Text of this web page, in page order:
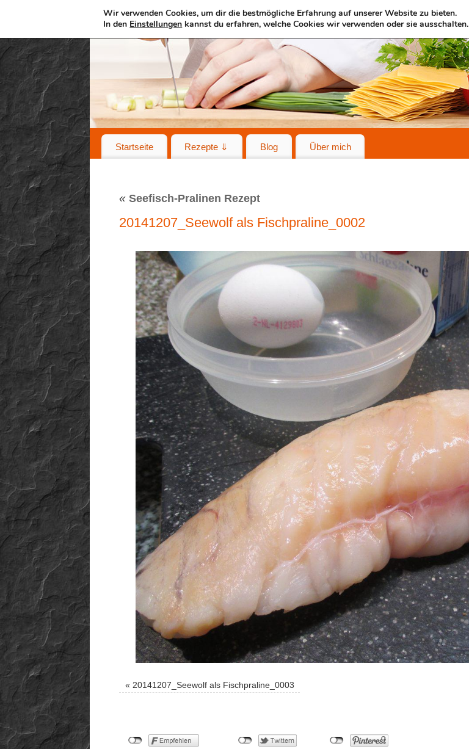
Startseite Rezepte ⇓ Blog Über mich
« Seefisch-Pralinen Rezept
20141207_Seewolf als Fischpraline_0002
« 20141207_Seewolf als Fischpraline_0003
Wir verwenden Cookies, um dir die bestmögliche Erfahrung auf unserer Website zu bieten.
In den Einstellungen kannst du erfahren, welche Cookies wir verwenden oder sie ausschalten.